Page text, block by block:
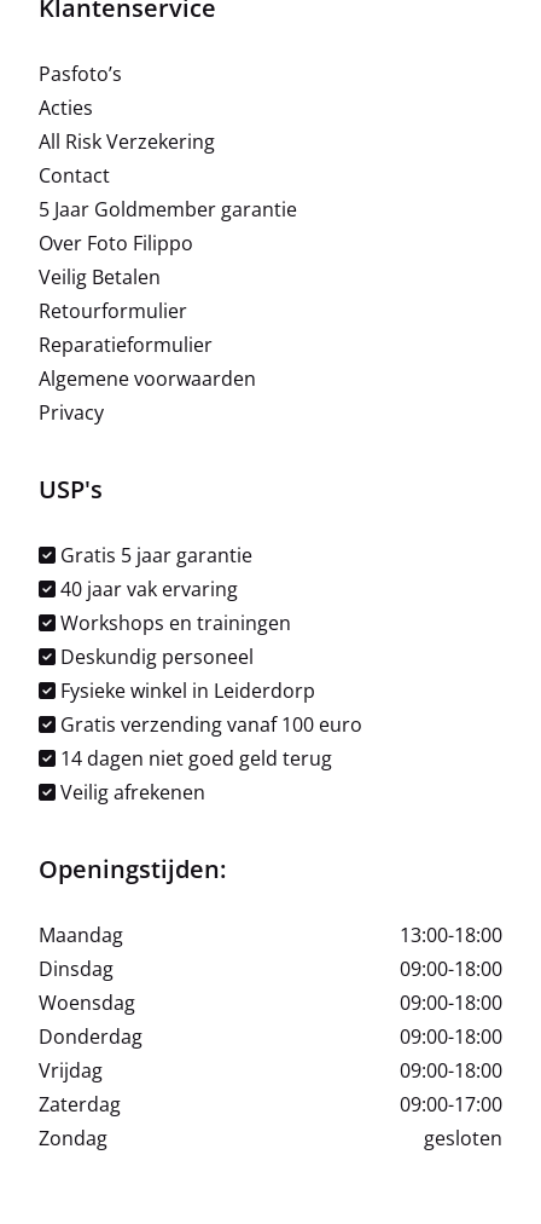
Klantenservice
Pasfoto’s
Acties
All Risk Verzekering
Contact
5 Jaar Goldmember garantie
Over Foto Filippo
Veilig Betalen
Retourformulier
Reparatieformulier
Algemene voorwaarden
Privacy
USP's
Gratis 5 jaar garantie
40 jaar vak ervaring
Workshops en trainingen
Deskundig personeel
Fysieke winkel in Leiderdorp
Gratis verzending vanaf 100 euro
14 dagen niet goed geld terug
Veilig afrekenen
Openingstijden:
Maandag
13:00-18:00
Dinsdag
09:00-18:00
Woensdag
09:00-18:00
Donderdag
09:00-18:00
Vrijdag
09:00-18:00
Zaterdag
09:00-17:00
Zondag
gesloten